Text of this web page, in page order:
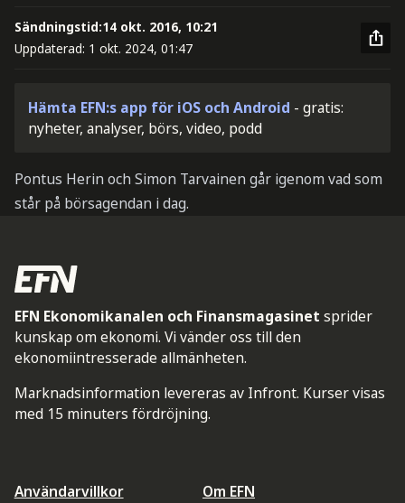
Sändningstid:14 okt. 2016, 10:21
Uppdaterad: 1 okt. 2024, 01:47
Hämta EFN:s app för iOS och Android - gratis:
nyheter, analyser, börs, video, podd
Pontus Herin och Simon Tarvainen går igenom vad som
står på börsagendan i dag.
EFN Ekonomikanalen och Finansmagasinet sprider
kunskap om ekonomi. Vi vänder oss till den
ekonomiintresserade allmänheten.
Marknadsinformation levereras av Infront. Kurser visas
med 15 minuters fördröjning.
Användarvillkor
Om EFN